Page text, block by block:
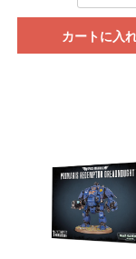
カートに入